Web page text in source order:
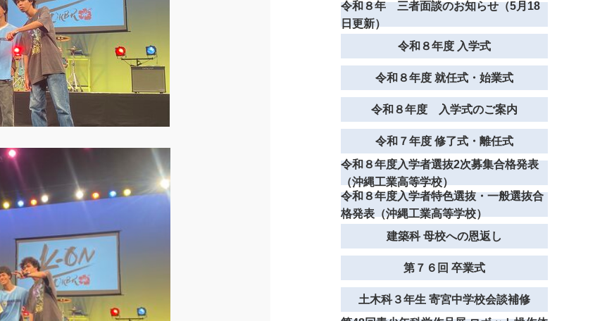
令和８年 三者面談のお知らせ（5月18
日更新）
令和８年度 入学式
令和８年度 就任式・始業式
令和８年度 入学式のご案内
令和７年度 修了式・離任式
令和８年度入学者選抜2次募集合格発表
（沖縄工業高等学校）
令和８年度入学者特色選抜・一般選抜合
格発表（沖縄工業高等学校）
建築科 母校への恩返し
第７６回 卒業式
土木科３年生 寄宮中学校会談補修